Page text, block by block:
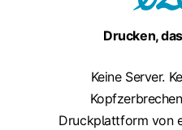
Drucken,
Keine Server.
Druckplattform von